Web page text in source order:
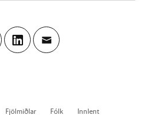
Fjöl­miðl­ar Fólk Inn­lent